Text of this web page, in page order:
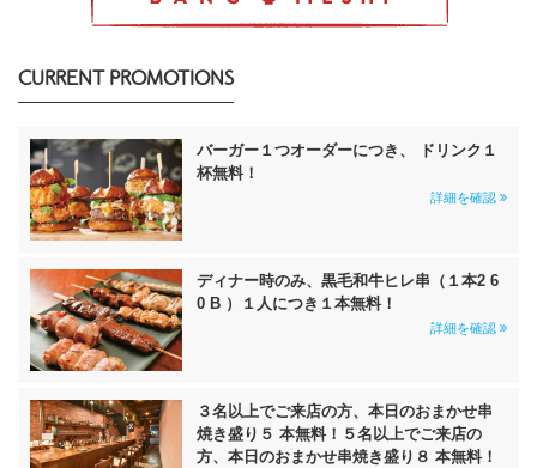
CURRENT PROMOTIONS
バーガー１つオーダーにつき、 ドリンク１
杯無料！
詳細を確認
ディナー時のみ、黒毛和牛ヒレ串（１本2 6
0 B ）１人につき１本無料！
詳細を確認
３名以上でご来店の方、本日のおまかせ串
焼き盛り５ 本無料！５名以上でご来店の
方、本日のおまかせ串焼き盛り８ 本無料！